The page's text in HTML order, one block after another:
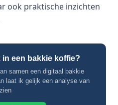
ook praktische inzichten
in een bakkie koffie?
samen een digitaal bakkie
laat ik gelijk een analyse van